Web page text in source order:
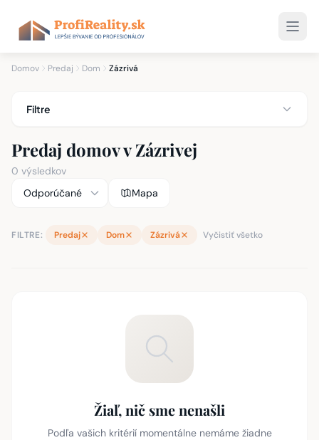
Domov Predaj Dom Zázrivá
Filtre
Predaj domov v Zázrivej
0 výsledkov
Mapa
FILTRE: Predaj Dom Zázrivá Vyčistiť všetko
Žiaľ, nič sme nenašli
Podľa vašich kritérií momentálne nemáme žiadne